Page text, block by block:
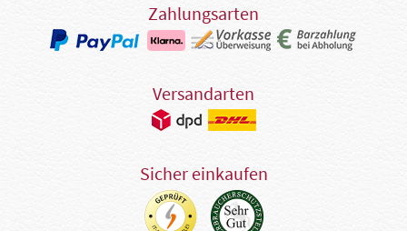
Zahlungsarten
Versandarten
Sicher einkaufen